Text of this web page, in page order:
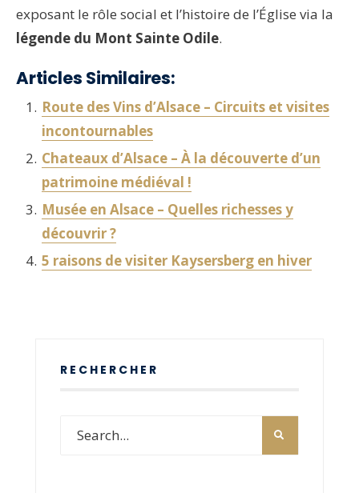
exposant le rôle social et l’histoire de l’Église via la
légende du Mont Sainte Odile.
Articles Similaires:
Route des Vins d’Alsace – Circuits et visites
incontournables
Chateaux d’Alsace – À la découverte d’un
patrimoine médiéval !
Musée en Alsace – Quelles richesses y
découvrir ?
5 raisons de visiter Kaysersberg en hiver
RECHERCHER